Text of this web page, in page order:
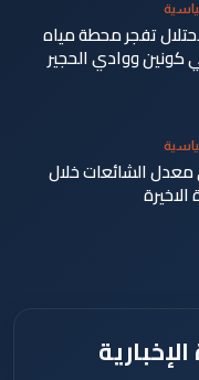
تفجر محطة مياه
ووادي الحجير
معدل الشائعات خلال
الاخيرة